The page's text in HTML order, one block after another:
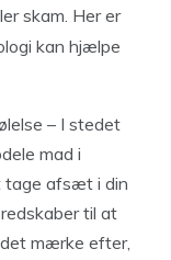
skam. Her er
kan hjælpe
– I stedet
mad i
tage afsæt i din
til at
mærke efter,